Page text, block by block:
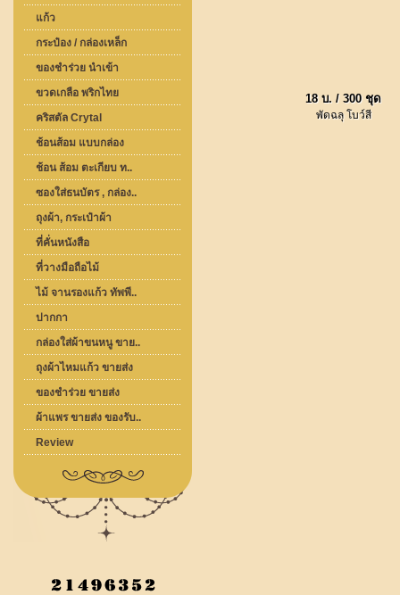
แก้ว
กระป๋อง / กล่องเหล็ก
ของชำร่วย นำเข้า
ขวดเกลือ พริกไทย
คริสตัล Crytal
ช้อนส้อม แบบกล่อง
ช้อน ส้อม ตะเกียบ ท..
ซองใส่ธนบัตร , กล่อง..
ถุงผ้า, กระเป๋าผ้า
ที่คั่นหนังสือ
ที่วางมือถือไม้
ไม้ จานรองแก้ว ทัพพี..
ปากกา
กล่องใส่ผ้าขนหนู ขาย..
ถุงผ้าไหมแก้ว ขายส่ง
ของชำร่วย ขายส่ง
ผ้าแพร ขายส่ง ของรับ..
Review
18 บ. / 300 ชุด
พัดฉลุ โบว์สี